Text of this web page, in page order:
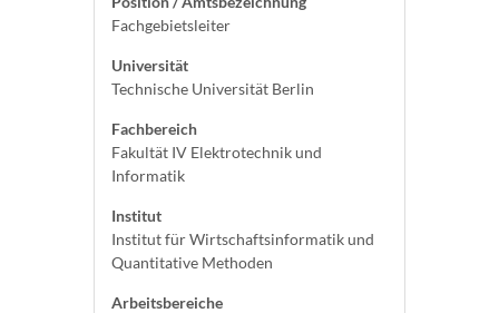
Fachgebietsleiter
Universität
Technische Universität Berlin
Fachbereich
Fakultät IV Elektrotechnik und
Informatik
Institut
Institut für Wirtschaftsinformatik und
Quantitative Methoden
Arbeitsbereiche